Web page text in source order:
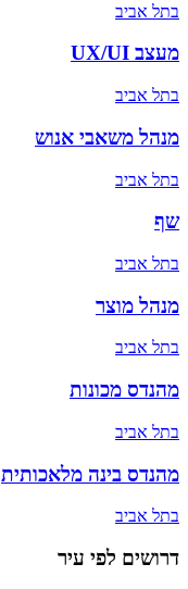
בתל אביב
מעצב UX/UI
בתל אביב
מנהל משאבי אנוש
בתל אביב
שף
בתל אביב
מנהל מוצר
בתל אביב
מהנדס מכונות
בתל אביב
מהנדס בינה מלאכותית
בתל אביב
דרושים לפי עיר